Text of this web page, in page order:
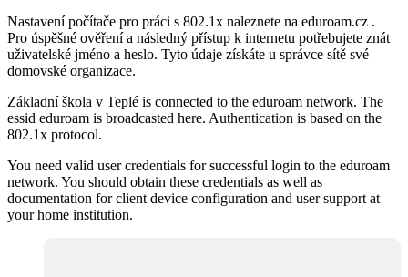
Nastavení počítače pro práci s 802.1x naleznete na eduroam.cz .
Pro úspěšné ověření a následný přístup k internetu potřebujete znát
uživatelské jméno a heslo. Tyto údaje získáte u správce sítě své
domovské organizace.
Základní škola v Teplé is connected to the eduroam network. The
essid eduroam is broadcasted here. Authentication is based on the
802.1x protocol.
You need valid user credentials for successful login to the eduroam
network. You should obtain these credentials as well as
documentation for client device configuration and user support at
your home institution.